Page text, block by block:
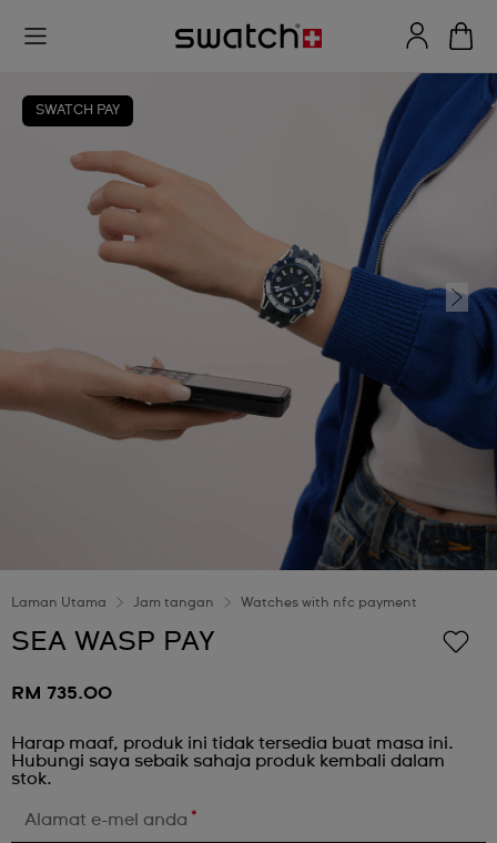
SWATCH PAY
Laman Utama Jam tangan Watches with nfc payment
SEA WASP PAY
RM 735.00
Harap maaf, produk ini tidak tersedia buat masa ini.
Hubungi saya sebaik sahaja produk kembali dalam
stok.
Alamat e-mel anda *